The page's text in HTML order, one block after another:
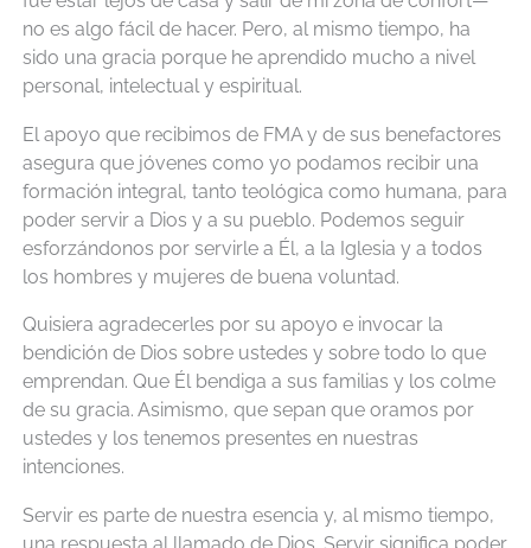
no es algo fácil de hacer. Pero, al mismo tiempo, ha
sido una gracia porque he aprendido mucho a nivel
personal, intelectual y espiritual.
El apoyo que recibimos de FMA y de sus benefactores
asegura que jóvenes como yo podamos recibir una
formación integral, tanto teológica como humana, para
poder servir a Dios y a su pueblo. Podemos seguir
esforzándonos por servirle a Él, a la Iglesia y a todos
los hombres y mujeres de buena voluntad.
Quisiera agradecerles por su apoyo e invocar la
bendición de Dios sobre ustedes y sobre todo lo que
emprendan. Que Él bendiga a sus familias y los colme
de su gracia. Asimismo, que sepan que oramos por
ustedes y los tenemos presentes en nuestras
intenciones.
Servir es parte de nuestra esencia y, al mismo tiempo,
una respuesta al llamado de Dios. Servir significa poder